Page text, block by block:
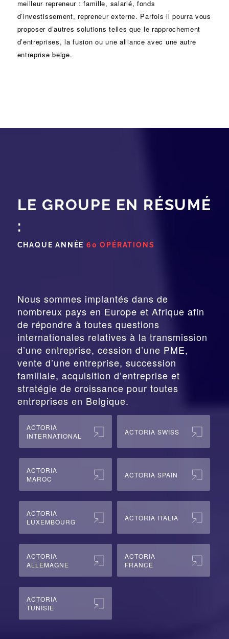
meilleur repreneur :famille, salarié, fonds
d’investissement, repreneur externe. Parfois il pourra vous
proposer d’autres solutions telles que le rapprochement
d’entreprises, lafusion ou unealliance avec une autre
entreprise belge.
LE GROUPE EN RÉSUMÉ
:
CHAQUE ANNÉE 60 OPÉRATIONS
Nous sommes implantés dans de
nombreux pays en Europe et Afrique afin
de répondre à toutes questions
internationales relatives à la transmission
d’une entreprise, cession d’une PME,
vente d’une entreprise, succession
familiale, acquisition d’entreprise et
stratégie de croissance pour toutes
entreprises en Belgique.
ACTORIA
INTERNATIONAL
ACTORIA SWISS
ACTORIA
MAROC
ACTORIA SPAIN
ACTORIA
LUXEMBOURG
ACTORIA ITALIA
ACTORIA
ALLEMAGNE
ACTORIA
FRANCE
ACTORIA
TUNISIE